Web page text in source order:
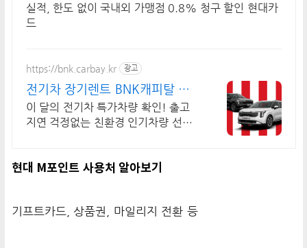
실적, 한도 없이 국내외 가맹점 0.8% 청구 할인 현대카
드
https://bnk.carbay.kr 광고
전기차 장기렌트 BNK캐피탈 전
기차 인기모델 타임특가
이 달의 전기차 특가차량 확인! 출고
지연 걱정없는 친환경 인기차량 선점.
자!
현대 M포인트 사용처 알아보기
기프트카드, 상품권, 마일리지 전환 등